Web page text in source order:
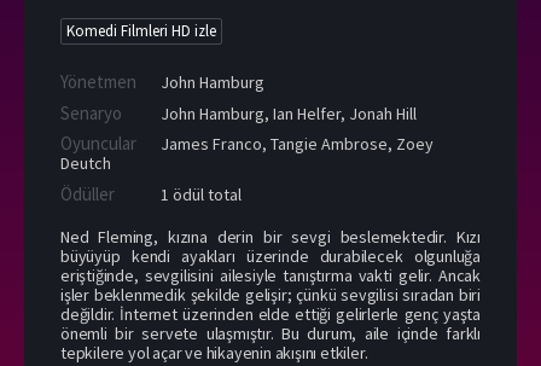
Komedi Filmleri HD izle
Yönetmen John Hamburg
Senaryo John Hamburg, Ian Helfer, Jonah Hill
Oyuncular James Franco, Tangie Ambrose, Zoey
Deutch
Ödüller
1 ödül total
Ned Fleming, kızına derin bir sevgi beslemektedir. Kızı
büyüyüp kendi ayakları üzerinde durabilecek olgunluğa
eriştiğinde, sevgilisini ailesiyle tanıştırma vakti gelir. Ancak
işler beklenmedik şekilde gelişir; çünkü sevgilisi sıradan biri
değildir. İnternet üzerinden elde ettiği gelirlerle genç yaşta
önemli bir servete ulaşmıştır. Bu durum, aile içinde farklı
tepkilere yol açar ve hikayenin akışını etkiler.